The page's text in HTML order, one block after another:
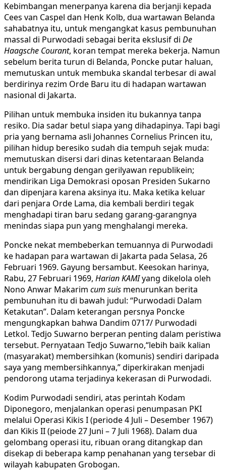
Kebimbangan menerpanya karena dia berjanji kepada
Cees van Caspel dan Henk Kolb, dua wartawan Belanda
sahabatnya itu, untuk mengangkat kasus pembunuhan
massal di Purwodadi sebagai berita ekslusif di De
Haagsche Courant, koran tempat mereka bekerja. Namun
sebelum berita turun di Belanda, Poncke putar haluan,
memutuskan untuk membuka skandal terbesar di awal
berdirinya rezim Orde Baru itu di hadapan wartawan
nasional di Jakarta.
Pilihan untuk membuka insiden itu bukannya tanpa
resiko. Dia sadar betul siapa yang dihadapinya. Tapi bagi
pria yang bernama asli Johannes Cornelius Princen itu,
pilihan hidup beresiko sudah dia tempuh sejak muda:
memutuskan disersi dari dinas ketentaraan Belanda
untuk bergabung dengan gerilyawan republikein;
mendirikan Liga Demokrasi oposan Presiden Sukarno
dan dipenjara karena aksinya itu. Maka ketika keluar
dari penjara Orde Lama, dia kembali berdiri tegak
menghadapi tiran baru sedang garang-garangnya
menindas siapa pun yang menghalangi mereka.
Poncke nekat membeberkan temuannya di Purwodadi
ke hadapan para wartawan di Jakarta pada Selasa, 26
Februari 1969. Gayung bersambut. Keesokan harinya,
Rabu, 27 Februari 1969, Harian KAMIyang dikelola oleh
Nono Anwar Makarim cum suis menurunkan berita
pembunuhan itu di bawah judul: “Purwodadi Dalam
Ketakutan”. Dalam keterangan persnya Poncke
mengungkapkan bahwa Dandim 0717/ Purwodadi
Letkol. Tedjo Suwarno berperan penting dalam peristiwa
tersebut. Pernyataan Tedjo Suwarno,“lebih baik kalian
(masyarakat) membersihkan (komunis) sendiri daripada
saya yang membersihkannya,” diperkirakan menjadi
pendorong utama terjadinya kekerasan di Purwodadi.
Kodim Purwodadi sendiri, atas perintah Kodam
Diponegoro, menjalankan operasi penumpasan PKI
melalui Operasi Kikis I (periode 4 Juli – Desember 1967)
dan Kikis II (peiode 27 Juni – 7 Juli 1968). Dalam dua
gelombang operasi itu, ribuan orang ditangkap dan
disekap di beberapa kamp penahanan yang tersebar di
wilayah kabupaten Grobogan.